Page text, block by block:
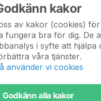
Sundqvist
kakor
av kakor (cookies)
fungera bra för dig. De
i syfte att hjälpa
våra tjänster.
använder vi cookies
Godkänn alla kakor